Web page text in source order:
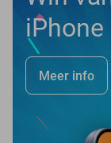
iPhone
Meer info